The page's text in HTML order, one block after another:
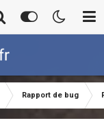
Rapport de bug